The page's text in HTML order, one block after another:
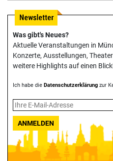
Was gibt's Neues?
Aktuelle Veranstaltungen in
Konzerte, Ausstellungen,
weitere Highlights auf einen
Ich habe die Datenschutzerklärung zur
ANMELDEN